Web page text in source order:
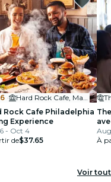
·
Hard Rock Cafe, Market Street
Rock Cafe Philadelphia
Experience
- Oct 4
de$37.65
À
Voir tout